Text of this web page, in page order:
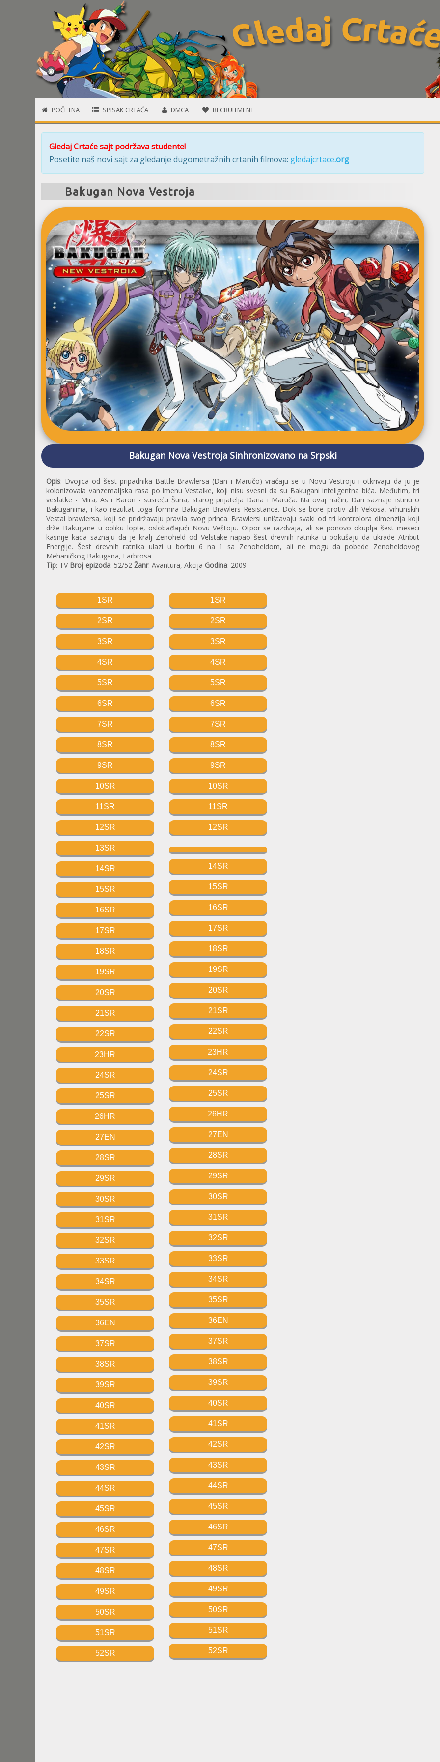
POČETNA SPISAK CRTAĆA DMCA RECRUITMENT
Gledaj Crtaće sajt podržava studente!
Posetite naš novi sajt za gledanje dugometražnih crtanih filmova: gledajcrtace.org
Bakugan Nova Vestroja
Bakugan Nova Vestroja Sinhronizovano na Srpski
Opis: Dvojica od šest pripadnika Battle Brawlersa (Dan i Maručo) vraćaju se u Novu Vestroju i otkrivaju da ju je
kolonizovala vanzemaljska rasa po imenu Vestalke, koji nisu svesni da su Bakugani inteligentna bića. Međutim, tri
veslatke - Mira, As i Baron - susreću Šuna, starog prijatelja Dana i Maruča. Na ovaj način, Dan saznaje istinu o
Bakuganima, i kao rezultat toga formira Bakugan Brawlers Resistance. Dok se bore protiv zlih Vekosa, vrhunskih
Vestal brawlersa, koji se pridržavaju pravila svog princa. Brawlersi uništavaju svaki od tri kontrolora dimenzija koji
drže Bakugane u obliku lopte, oslobađajući Novu Veštoju. Otpor se razdvaja, ali se ponovo okuplja šest meseci
kasnije kada saznaju da je kralj Zenoheld od Velstake napao šest drevnih ratnika u pokušaju da ukrade Atribut
Energije. Šest drevnih ratnika ulazi u borbu 6 na 1 sa Zenoheldom, ali ne mogu da pobede Zenoheldovog
Mehaničkog Bakugana, Farbrosa.
Tip: TV Broj epizoda: 52/52 Žanr: Avantura, Akcija Godina: 2009
1SR
2SR
3SR
4SR
5SR
6SR
7SR
8SR
9SR
10SR
11SR
12SR
13SR
14SR
15SR
16SR
17SR
18SR
19SR
20SR
21SR
22SR
23HR
24SR
25SR
26HR
27EN
28SR
29SR
30SR
31SR
32SR
33SR
34SR
35SR
36EN
37SR
38SR
39SR
40SR
41SR
42SR
43SR
44SR
45SR
46SR
47SR
48SR
49SR
50SR
51SR
52SR
1SR
2SR
3SR
4SR
5SR
6SR
7SR
8SR
9SR
10SR
11SR
12SR
14SR
15SR
16SR
17SR
18SR
19SR
20SR
21SR
22SR
23HR
24SR
25SR
26HR
27EN
28SR
29SR
30SR
31SR
32SR
33SR
34SR
35SR
36EN
37SR
38SR
39SR
40SR
41SR
42SR
43SR
44SR
45SR
46SR
47SR
48SR
49SR
50SR
51SR
52SR